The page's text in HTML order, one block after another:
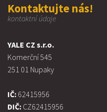
Kontaktujte nás!
kontaktní údaje
YALE CZ s.r.o.
Komerční 545
251 01 Nupaky
IČ: 62415956
DIČ: CZ62415956